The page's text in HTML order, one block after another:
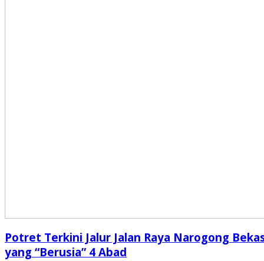
Potret Terkini Jalur Jalan Raya Narogong
yang “Berusia” 4 Abad